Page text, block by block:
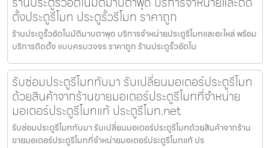
ตั้งประตูรีโมท ประตูรั้วรีโมท ราคาถูก
ร้านประตูรั้วอัตโนมัติมาบตาพุด บริการจำหน่ายประตูรีโมทและอะไหล่ พร้อม
บริการติดตั้ง แบบครบวงจร ราคาถูก ร้านประตูรั้วอัตโน
รับซ่อมประตูรีโมททับมา รับเปลี่ยนมอเตอร์ประตูรีโมท
ด้วยสินค้าจากร้านขายมอเตอร์ประตูรีโมทที่จำหน่าย
มอเตอร์ประตูรีโมทแท้ ประตูรีโมท.net
รับซ่อมประตูรีโมททับมา รับเปลี่ยนมอเตอร์ประตูรีโมทด้วยสินค้าจากร้าน
ขายมอเตอร์ประตูรีโมทที่จำหน่ายมอเตอร์ประตูรีโมทแท้ ปร